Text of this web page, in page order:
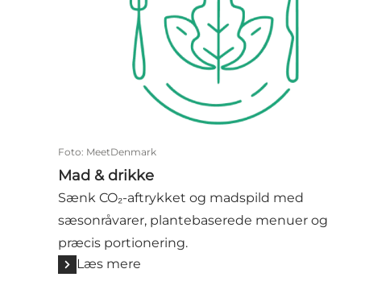
Foto: MeetDenmark
Mad & drikke
Sænk CO₂-aftrykket og madspild med
sæsonråvarer, plantebaserede menuer og
præcis portionering.
Læs mere